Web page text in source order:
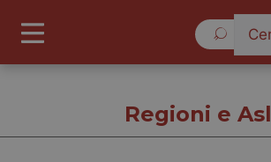
Regioni e Asl